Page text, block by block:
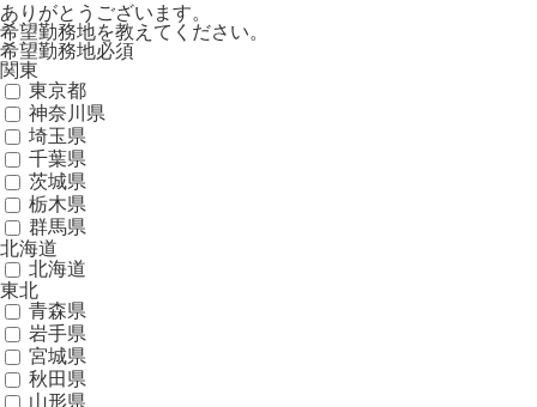
ありがとうございます。
希望勤務地を教えてください。
希望勤務地必須
関東
東京都
神奈川県
埼玉県
千葉県
茨城県
栃木県
群馬県
北海道
北海道
東北
青森県
岩手県
宮城県
秋田県
山形県